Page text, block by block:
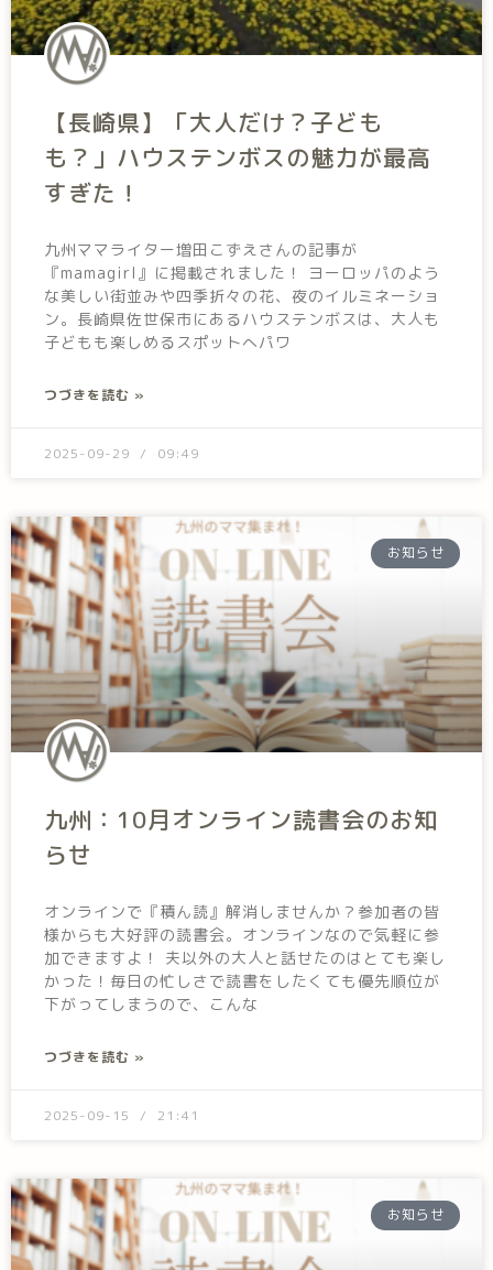
【長崎県】「大人だけ？子ども
も？」ハウステンボスの魅力が最高
すぎた！
九州ママライター増田こずえさんの記事が
『mamagirl』に掲載されました！ ヨーロッパのよう
な美しい街並みや四季折々の花、夜のイルミネーショ
ン。長崎県佐世保市にあるハウステンボスは、大人も
子どもも楽しめるスポットへパワ
つづきを読む »
2025-09-29 09:49
お知らせ
九州：10月オンライン読書会のお知
らせ
オンラインで『積ん読』解消しませんか？参加者の皆
様からも大好評の読書会。オンラインなので気軽に参
加できますよ！ 夫以外の大人と話せたのはとても楽し
かった！毎日の忙しさで読書をしたくても優先順位が
下がってしまうので、こんな
つづきを読む »
2025-09-15 21:41
お知らせ